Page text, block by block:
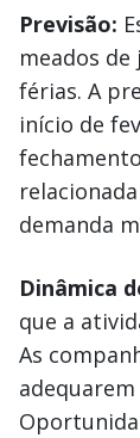
Previsão:
meados
férias. A
início de
demanda
Dinâmica
que a
As